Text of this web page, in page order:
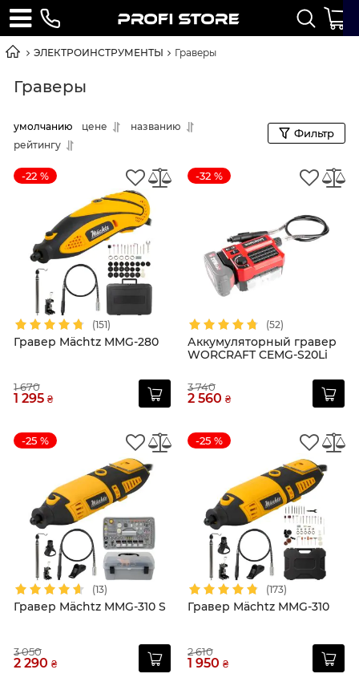
ЭЛЕКТРОИНСТРУМЕНТЫ Граверы
Граверы
умолчанию цене
названию
рейтингу
Фильтр
-22 %
(151)
Гравер Mächtz MMG-280
1 670
1 295 ₴
-32 %
(52)
Аккумуляторный гравер
WORCRAFT CEMG-S20Li
3 740
2 560 ₴
-25 %
(13)
Гравер Mächtz MMG-310 S
3 050
2 290 ₴
-25 %
(173)
Гравер Mächtz MMG-310
2 610
1 950 ₴